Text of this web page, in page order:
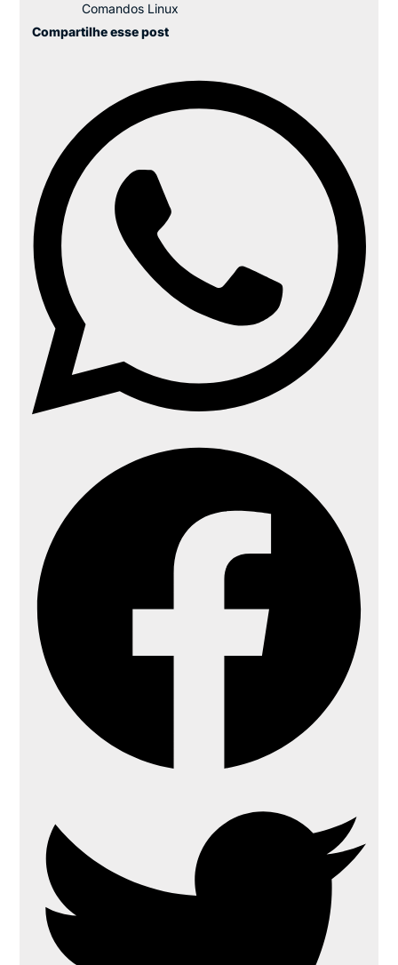
Comandos Linux
Compartilhe esse post